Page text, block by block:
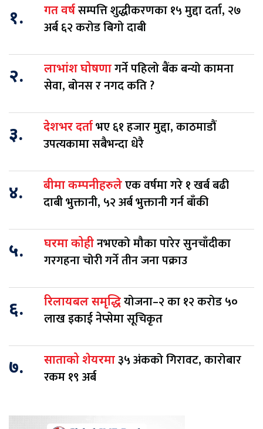
१. गत वर्षसम्पत्ति शुद्धीकरणका १५ मुद्दा दर्ता, २७
अर्ब ६२ करोड बिगो दाबी
२. लाभांश घोषणागर्ने पहिलो बैंक बन्यो कामना
सेवा, बोनस र नगद कति ?
३. देशभर दर्ताभए ६१ हजार मुद्दा, काठमाडौं
उपत्यकामा सबैभन्दा धेरै
४. बीमा कम्पनीहरुलेएक वर्षमा गरे १ खर्ब बढी
दाबी भुक्तानी, ५२ अर्ब भुक्तानी गर्न बाँकी
५. घरमा कोहीनभएको मौका पारेर सुनचाँदीका
गरगहना चोरी गर्ने तीन जना पक्राउ
६. रिलायबल समृद्धियोजना–२ का १२ करोड ५०
लाख इकाई नेप्सेमा सूचिकृत
७. साताको शेयरमा३५ अंकको गिरावट, कारोबार
रकम १९ अर्ब